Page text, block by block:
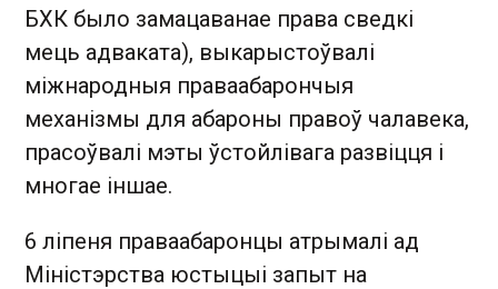
БХК было замацаванае права сведкі
мець адваката), выкарыстоўвалі
міжнародныя праваабарончыя
механізмы для абароны правоў чалавека,
прасоўвалі мэты ўстойлівага развіцця і
многае іншае.
6 ліпеня праваабаронцы атрымалі ад
Міністэрства юстыцыі запыт на